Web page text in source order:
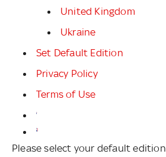
United Kingdom
Ukraine
Set Default Edition
Privacy Policy
Terms of Use
Please select your default edition